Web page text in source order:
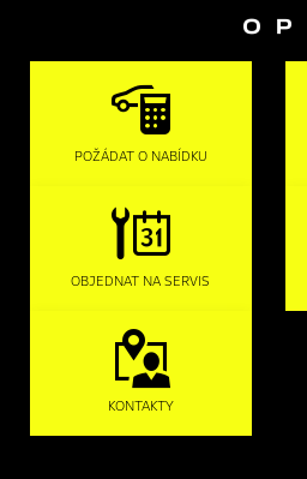

POŽÁDAT O NABÍDKU
OBJEDNAT NA SERVIS
KONTAKTY